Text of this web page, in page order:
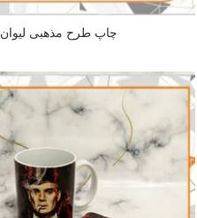
چاپ طرح مذهبی لیوان